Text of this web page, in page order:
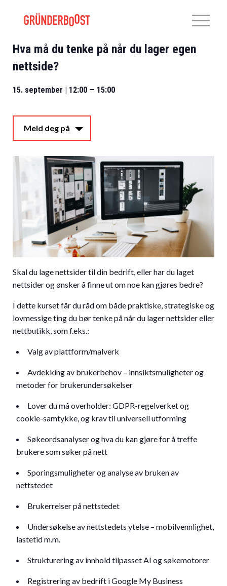
Hva må du tenke på når du lager egen
nettside?
15. september | 12:00 — 15:00
Meld deg på
Skal du lage nettsider til din bedrift, eller har du laget
nettsider og ønsker å finne ut om noe kan gjøres bedre?
I dette kurset får du råd om både praktiske, strategiske og
lovmessige ting du bør tenke på når du lager nettsider eller
nettbutikk, som f.eks.:
Valg av plattform/malverk
Avdekking av brukerbehov – innsiktsmuligheter og
metoder for brukerundersøkelser
Lover du må overholder: GDPR-regelverket og
cookie-samtykke, og krav til universell utforming
Søkeordsanalyser og hva du kan gjøre for å treffe
brukere som søker på nett
Sporingsmuligheter og analyse av bruken av
nettstedet
Brukerreiser på nettstedet
Undersøkelse av nettstedets ytelse – mobilvennlighet,
lastetid m.m.
Strukturering av innhold tilpasset AI og søkemotorer
Registrering av bedrift i Google My Business